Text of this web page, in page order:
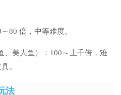
80 倍，中等难度。
、美人鱼）：100～上千倍，难
。
法